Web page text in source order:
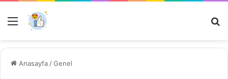
Menü
Anasayfa /Genel